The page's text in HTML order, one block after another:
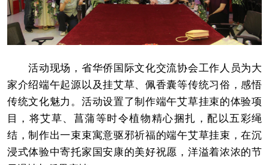
活动现场，省华侨国际文化交流协会工作人员为大
家介绍端午起源以及挂艾草、佩香囊等传统习俗，感悟
传统文化魅力。活动设置了制作端午艾草挂束的体验项
目，将艾草、菖蒲等时令植物精心捆扎，配以五彩绳
结，制作出一束束寓意驱邪祈福的端午艾草挂束，在沉
浸式体验中寄托家国安康的美好祝愿，洋溢着浓浓的节